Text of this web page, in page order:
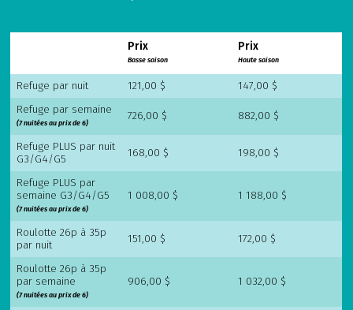
Prix
Basse saison
Prix
Haute saison
Refuge par nuit 121,00 $
147,00 $
Refuge par semaine
(7 nuitées au prix de 6)
726,00 $ 882,00 $
Refuge PLUS par nuit
G3/G4/G5
168,00 $ 198,00 $
Refuge PLUS par
semaine G3/G4/G5
(7 nuitées au prix de 6)
1 008,00 $ 1 188,00 $
Roulotte 26p à 35p
par nuit
151,00 $ 172,00 $
Roulotte 26p à 35p
par semaine
(7 nuitées au prix de 6)
906,00 $ 1 032,00 $